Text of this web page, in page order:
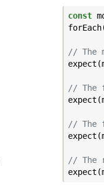
const
// The
// The
// The
// The